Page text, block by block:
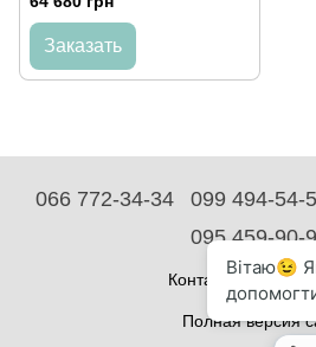
Заказать
066 772-34-34 099 494-54-
095 459-90-
Контактная
Полная версия